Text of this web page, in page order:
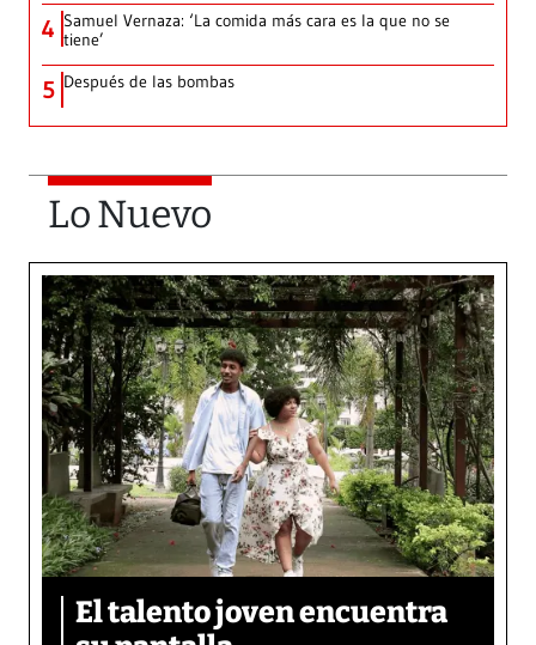
4 Samuel Vernaza: ‘La comida más cara es la que no se
tiene’
5 Después de las bombas
Lo Nuevo
El talento joven encuentra